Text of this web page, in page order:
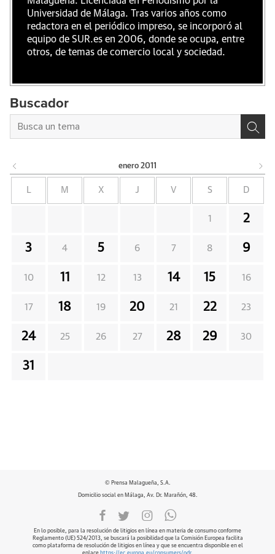
Universidad de Málaga. Tras varios años como
redactora en el periódico impreso, se incorporó al
equipo de SUR.es en 2006, donde se ocupa, entre
otros, de temas de comercio local y sociedad.
Buscador
enero 2011
L M X J V S D
1 2
3 4 5 6 7 8 9
10 11 12 13 14 15 16
17 18 19 20 21 22 23
24 25 26 27 28 29 30
31
© Prensa Malagueña, S.A.
Domicilio social en Málaga, Av. Dr. Marañón, 48.
En lo posible, para la resolución de litigios en línea en materia de consumo conforme
Reglamento (UE) 524/2013, se buscará la posibilidad que la Comisión Europea facilita
como plataforma de resolución de litigios en línea y que se encuentra disponible en el